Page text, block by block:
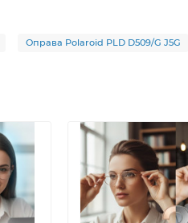
Оправа Polaroid PLD D509/G J5G